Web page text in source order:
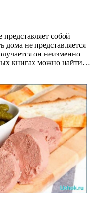
собой
не представляется
он неизменно
книгах можно найти…